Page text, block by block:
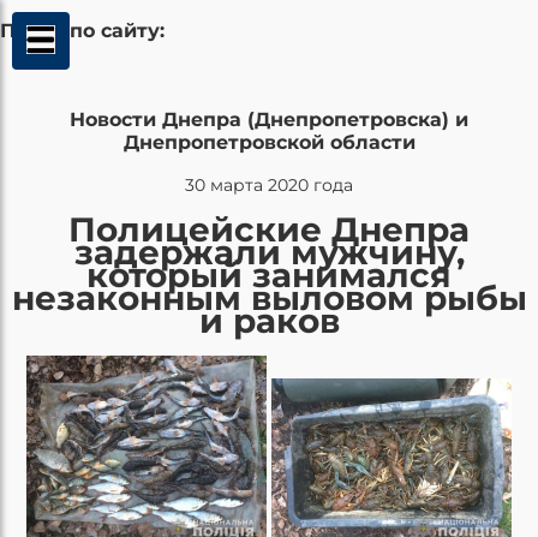
Поиск по сайту:
Новости Днепра (Днепропетровска) и
Днепропетровской области
30 марта 2020 года
Полицейские Днепра
задержали мужчину,
который занимался
незаконным выловом рыбы
и раков